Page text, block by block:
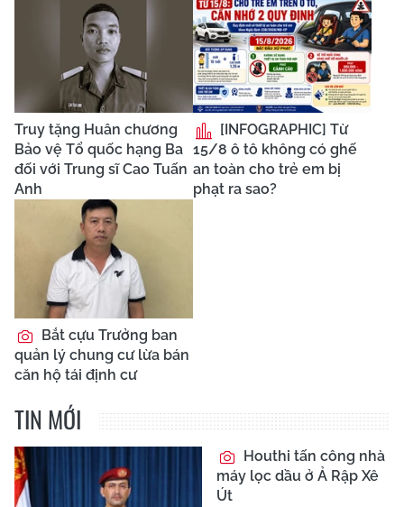
Truy tặng Huân chương
Bảo vệ Tổ quốc hạng Ba
đối với Trung sĩ Cao Tuấn
Anh
[INFOGRAPHIC] Từ
15/8 ô tô không có ghế
an toàn cho trẻ em bị
phạt ra sao?
Bắt cựu Trưởng ban
quản lý chung cư lừa bán
căn hộ tái định cư
TIN MỚI
Houthi tấn công nhà
máy lọc dầu ở Ả Rập Xê
Út